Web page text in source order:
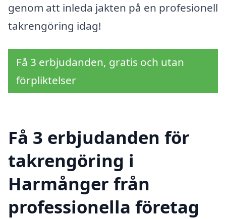
genom att inleda jakten på en profesionell
takrengöring idag!
Få 3 erbjudanden, gratis och utan
förpliktelser
Få 3 erbjudanden för
takrengöring i
Harmånger från
professionella företag